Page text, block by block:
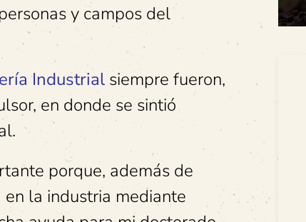
y campos del
Industrial siempre fueron,
en donde se sintió
porque, además de
la industria mediante